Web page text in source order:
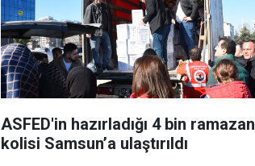
ASFED'in hazırladığı 4 bin ramazan
kolisi Samsun’a ulaştırıldı